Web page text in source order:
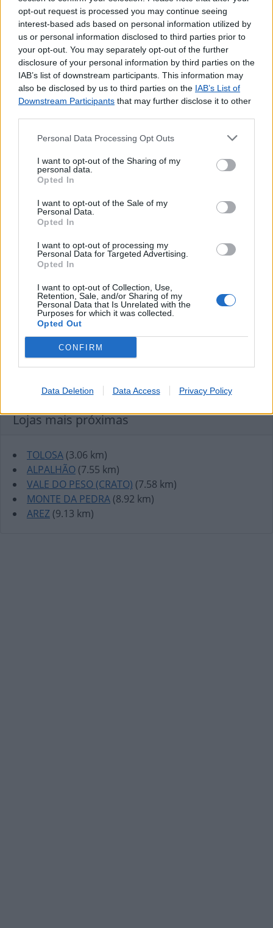
opt-out request is processed you may continue seeing
interest-based ads based on personal information utilized by
us or personal information disclosed to third parties prior to
your opt-out. You may separately opt-out of the further
disclosure of your personal information by third parties on the
IAB’s list of downstream participants. This information may
also be disclosed by us to third parties on the IAB’s List of
Downstream Participants that may further disclose it to other
Personal Data Processing Opt Outs
I want to opt-out of the Sharing of my
personal data.
Opted In
I want to opt-out of the Sale of my
Personal Data.
Opted In
I want to opt-out of processing my
Personal Data for Targeted Advertising.
Opted In
I want to opt-out of Collection, Use,
Retention, Sale, and/or Sharing of my
Personal Data that Is Unrelated with the
Purposes for which it was collected.
Opted Out
CONFIRM
Data Deletion Data Access Privacy Policy
Pagamento de Vales
Outros Serviços
Bilhetes para Espetáculos
Carregamento de Telemóveis
Lojas mais próximas
TOLOSA (3.06 km)
ALPALHÃO (7.55 km)
VALE DO PESO (CRATO) (7.58 km)
MONTE DA PEDRA (8.92 km)
AREZ (9.13 km)